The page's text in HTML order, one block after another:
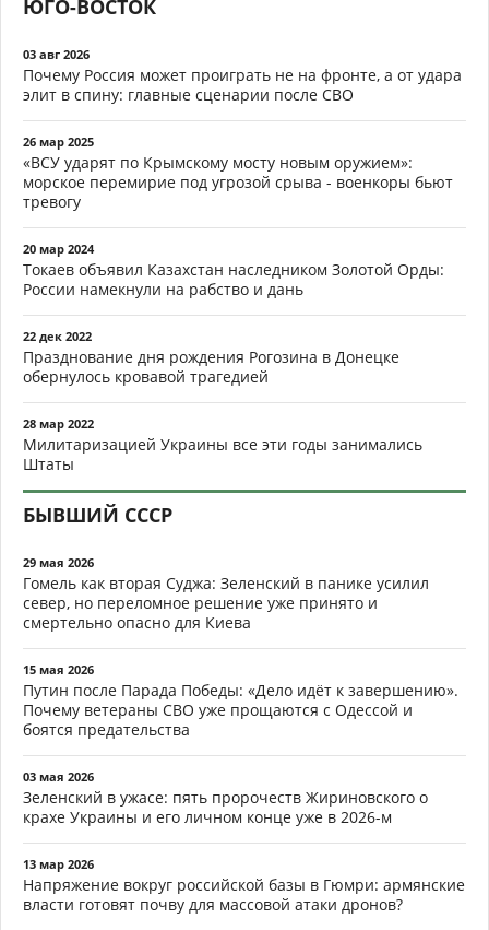
ЮГО-ВОСТОК
03 авг 2026
Почему Россия может проиграть не на фронте, а от удара
элит в спину: главные сценарии после СВО
26 мар 2025
«ВСУ ударят по Крымскому мосту новым оружием»:
морское перемирие под угрозой срыва - военкоры бьют
тревогу
20 мар 2024
Токаев объявил Казахстан наследником Золотой Орды:
России намекнули на рабство и дань
22 дек 2022
Празднование дня рождения Рогозина в Донецке
обернулось кровавой трагедией
28 мар 2022
Милитаризацией Украины все эти годы занимались
Штаты
БЫВШИЙ СССР
29 мая 2026
Гомель как вторая Суджа: Зеленский в панике усилил
север, но переломное решение уже принято и
смертельно опасно для Киева
15 мая 2026
Путин после Парада Победы: «Дело идёт к завершению».
Почему ветераны СВО уже прощаются с Одессой и
боятся предательства
03 мая 2026
Зеленский в ужасе: пять пророчеств Жириновского о
крахе Украины и его личном конце уже в 2026-м
13 мар 2026
Напряжение вокруг российской базы в Гюмри: армянские
власти готовят почву для массовой атаки дронов?